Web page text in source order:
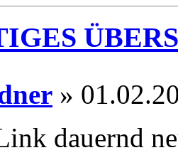
»
dauernd